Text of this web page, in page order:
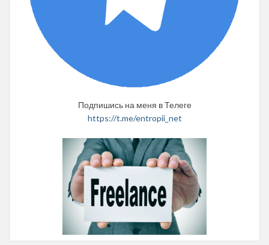
Подпишись на меня в Телеге
https://t.me/entropii_net